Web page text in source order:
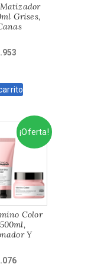
Grises,
es:
¡Oferta!
Color
Y
El